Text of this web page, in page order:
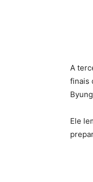
A
finais
Ele